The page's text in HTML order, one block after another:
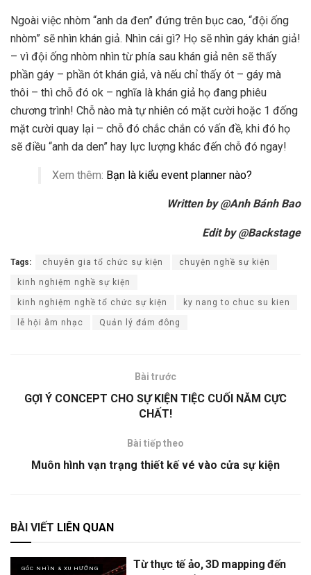
Ngoài việc nhòm “anh da đen” đứng trên bục cao, “đội ống
nhòm” sẽ nhìn khán giả. Nhìn cái gì? Họ sẽ nhìn gáy khán giả!
– vì đội ống nhòm nhìn từ phía sau khán giả nên sẽ thấy
phần gáy – phần ót khán giả, và nếu chỉ thấy ót – gáy mà
thôi – thì chỗ đó ok – nghĩa là khán giả họ đang phiêu
chương trình! Chỗ nào mà tự nhiên có mặt cười hoặc 1 đống
mặt cười quay lại – chỗ đó chắc chắn có vấn đề, khi đó họ
sẽ điều “anh da den” hay lực lượng khác đến chỗ đó ngay!
Xem thêm: Bạn là kiểu event planner nào?
Written by @Anh Bánh Bao
Edit by @Backstage
Tags: chuyên gia tổ chức sự kiện chuyện nghề sự kiện
kinh nghiệm nghề sự kiện
kinh nghiệm nghề tổ chức sự kiện ky nang to chuc su kien
lễ hội âm nhạc Quản lý đám đông
Bài trước
GỢI Ý CONCEPT CHO SỰ KIỆN TIỆC CUỐI NĂM CỰC
CHẤT!
Bài tiếp theo
Muôn hình vạn trạng thiết kế vé vào cửa sự kiện
BÀI VIẾT LIÊN QUAN
GÓC NHÌN & XU HƯỚNG
Từ thực tế ảo, 3D mapping đến